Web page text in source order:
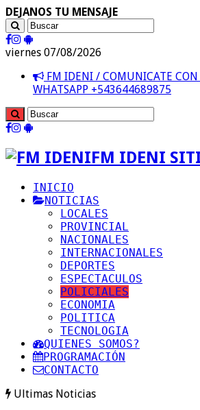
DEJANOS TU MENSAJE
viernes 07/08/2026
FM IDENI / COMUNICATE CON
WHATSAPP +543644689875
FM IDENI
INICIO
NOTICIAS
LOCALES
PROVINCIAL
NACIONALES
INTERNACIONALES
DEPORTES
ESPECTACULOS
POLICIALES
ECONOMIA
POLITICA
TECNOLOGIA
QUIENES SOMOS?
PROGRAMACIÓN
CONTACTO
Ultimas Noticias